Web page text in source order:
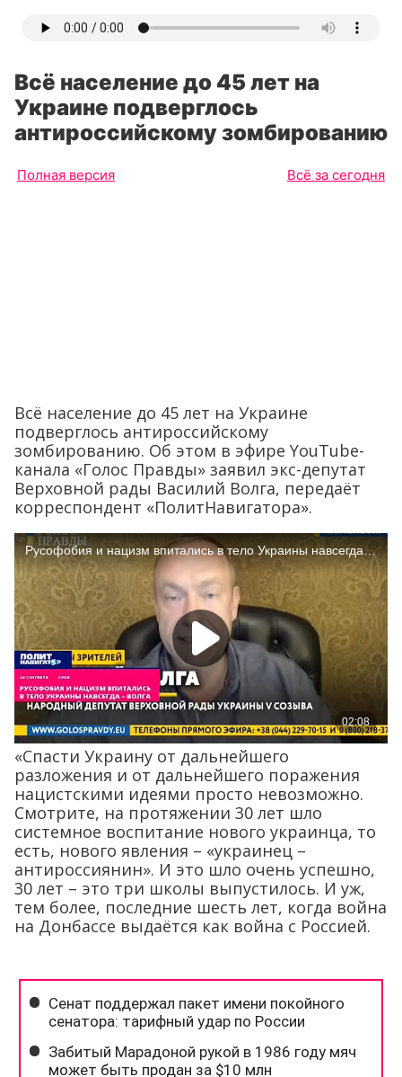
Всё население до 45 лет на
Украине подверглось
антироссийскому зомбированию
Полная версия Всё за сегодня
Всё население до 45 лет на Украине
подверглось антироссийскому
зомбированию. Об этом в эфире YouTube-
канала «Голос Правды» заявил экс-депутат
Верховной рады Василий Волга, передаёт
корреспондент «ПолитНавигатора».
«Спасти Украину от дальнейшего
разложения и от дальнейшего поражения
нацистскими идеями просто невозможно.
Смотрите, на протяжении 30 лет шло
системное воспитание нового украинца, то
есть, нового явления – «украинец –
антироссиянин». И это шло очень успешно,
30 лет – это три школы выпустилось. И уж,
тем более, последние шесть лет, когда война
на Донбассе выдаётся как война с Россией.